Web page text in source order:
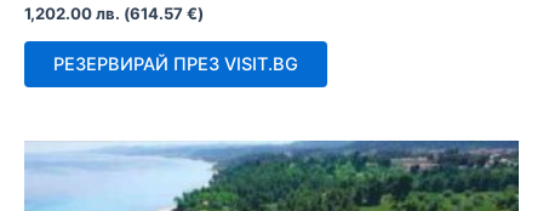
Оценено
с
0
1,202.00лв. (614.57€)
РЕЗЕРВИРАЙ ПРЕЗ VISIT.BG